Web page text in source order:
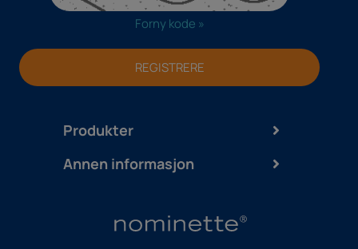
Produkter
Forny kode »
REGISTRERE
Annen informasjon